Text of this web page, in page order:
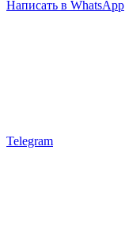
Написать в WhatsApp
Telegram